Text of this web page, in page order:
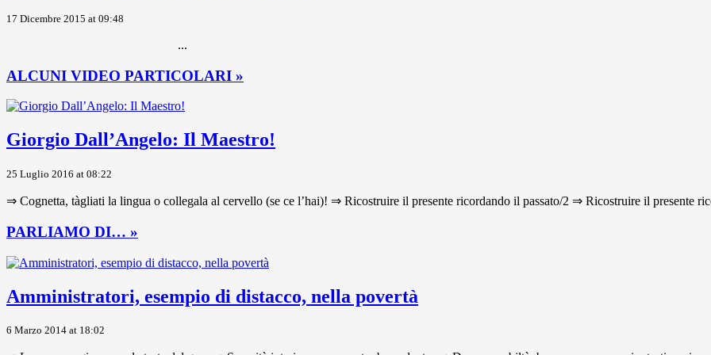
17 Dicembre 2015 at 09:48
...
ALCUNI VIDEO PARTICOLARI »
Giorgio Dall’Angelo: Il Maestro!
25 Luglio 2016 at 08:22
⇒ Cognetta, tàgliati la lingua o collegala al cervello (se ce l’hai)! ⇒ Ricostruire il presente ricordando il passato/2 ⇒ Ricostruire il presente
PARLIAMO DI… »
Amministratori, esempio di distacco, nella povertà
6 Marzo 2014 at 18:02